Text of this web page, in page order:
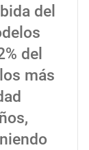
del
del
más